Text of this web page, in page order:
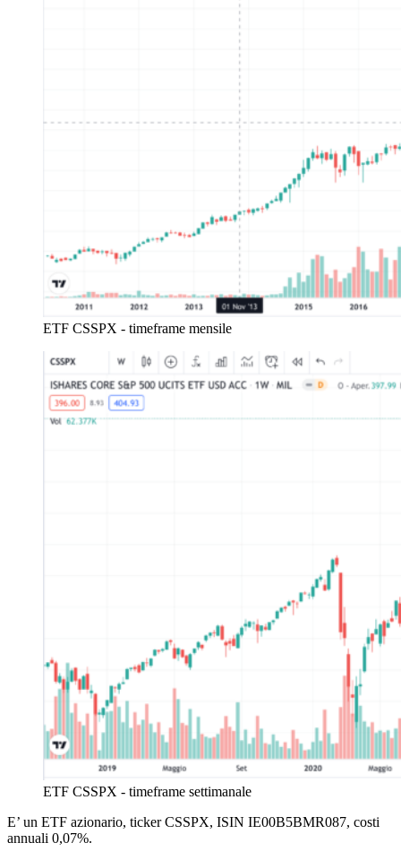
ETF CSSPX - timeframe mensile
ETF CSSPX - timeframe settimanale
E’ un ETF azionario, ticker CSSPX, ISIN IE00B5BMR087, costi
annuali 0,07%.